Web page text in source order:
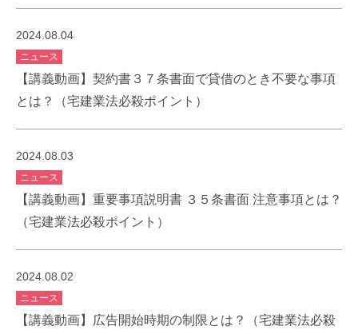
2024.08.04
ニュース
【講義動画】契約書３７条書面で貸借のとき不要な事項
とは？（宅建業法必殺ポイント）
2024.08.03
ニュース
【講義動画】重要事項説明書 ３５条書面 注意事項とは？
（宅建業法必殺ポイント）
2024.08.02
ニュース
【講義動画】広告開始時期の制限とは？（宅建業法必殺